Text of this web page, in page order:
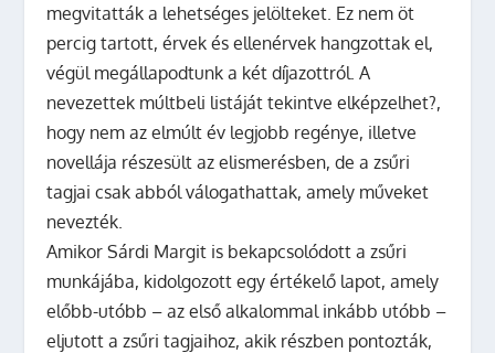
megvitatták a lehetséges jelölteket. Ez nem öt
percig tartott, érvek és ellenérvek hangzottak el,
végül megállapodtunk a két díjazottról. A
nevezettek múltbeli listáját tekintve elképzelhet?,
hogy nem az elmúlt év legjobb regénye, illetve
novellája részesült az elismerésben, de a zsűri
tagjai csak abból válogathattak, amely műveket
nevezték.
Amikor Sárdi Margit is bekapcsolódott a zsűri
munkájába, kidolgozott egy értékelő lapot, amely
előbb-utóbb – az első alkalommal inkább utóbb –
eljutott a zsűri tagjaihoz, akik részben pontozták,